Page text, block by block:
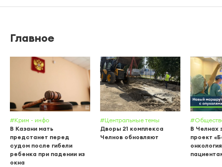
Главное
#Крим - инфо
В Казани мать
предстанет перед
судом после гибели
ребенка при падении из
окна
#Центральные темы
Дворы 21 комплекса
Челнов обновляют
В Челнах
проект